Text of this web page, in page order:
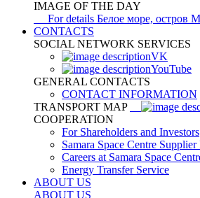
IMAGE OF THE DAY
For details Белое море, остров
CONTACTS
SOCIAL NETWORK SERVICES
VK
YouTube
GENERAL CONTACTS
CONTACT INFORMATION
TRANSPORT MAP
COOPERATION
For Shareholders and Investors
Samara Space Centre Supplier
Careers at Samara Space
Energy Transfer Service
ABOUT US
ABOUT US